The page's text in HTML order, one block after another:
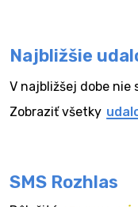
Najbližšie
V najbližšej dobe nie
Zobraziť všetky
SMS Rozhlas